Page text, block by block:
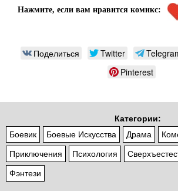
Нажмите, если вам нравится комикс:
Поделиться Twitter
Pinterest
Категории:
Боевик
Боевые Искусства Драма
Приключения Психология
Фэнтези